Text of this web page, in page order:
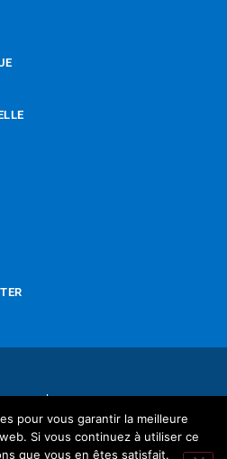
pour vous garantir la meilleure
Si vous continuez à utiliser ce
que vous en êtes satisfait.